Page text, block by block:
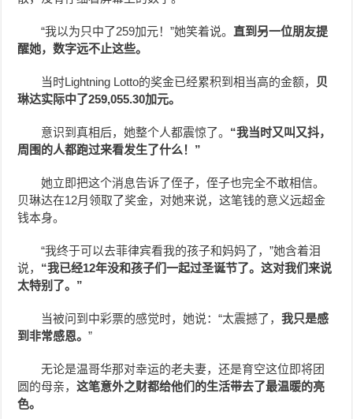
“我以为只中了259加元！”她笑着说。 直到另一位朋友提
醒她，数字远不止这些。
当时Lightning Lotto的奖金已经累积到相当高的金额，
贝
琳达实际中了259,055.30加元。
意识到真相后，她整个人都震惊了。 “我当时又叫又抖，
周围的人都跑过来看发生了什么！”
她立即把这个消息告诉了侄子，侄子也完全不敢相信。
贝琳达在12月领取了奖金，对她来说，这笔钱的意义远超金
钱本身。
“我终于可以去菲律宾看我的孩子和妈妈了，”她含着泪
说， “我已经12年没和孩子们一起过圣诞节了。这对我们来说
太特别了。”
当被问到中彩票的感觉时，她说：“太震撼了，我只是感
到非常感恩。”
无论是温哥华那对幸运的老夫妻，还是育空这位即将团
圆的母亲，这笔意外之财都给他们的生活带去了最温暖的亮
色。